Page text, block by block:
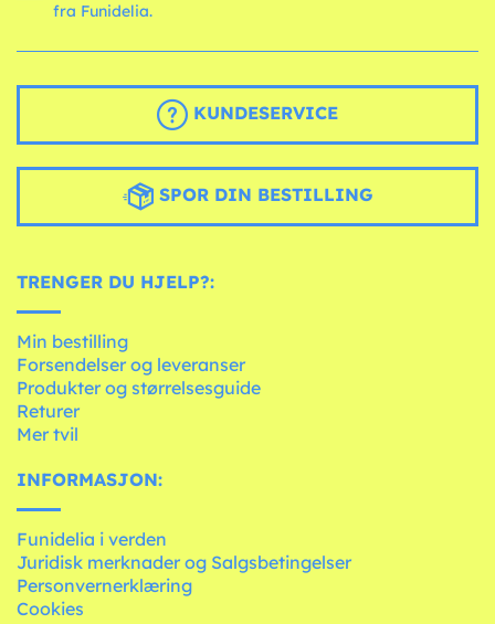
fra Funidelia.
KUNDESERVICE
SPOR DIN BESTILLING
TRENGER DU HJELP?:
Min bestilling
Forsendelser og leveranser
Produkter og størrelsesguide
Returer
Mer tvil
INFORMASJON:
Funidelia i verden
Juridisk merknader og Salgsbetingelser
Personvernerklæring
Cookies